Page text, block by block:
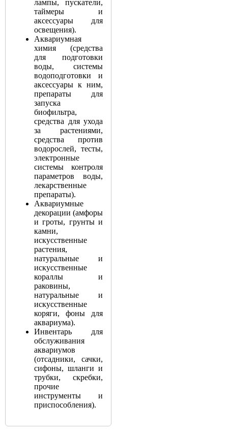
лампы, пускатели,
таймеры и
аксессуары для
освещения).
Аквариумная
химия (средства
для подготовки
воды, системы
водоподготовки и
аксессуары к ним,
препараты для
запуска
биофильтра,
средства для ухода
за растениями,
средства против
водорослей, тесты,
электронные
системы контроля
параметров воды,
лекарственные
препараты).
Аквариумные
декорации (амфоры
и гроты, грунты и
камни,
искусственные
растения,
натуральные и
искусственные
кораллы и
раковины,
натуральные и
искусственные
коряги, фоны для
аквариума).
Инвентарь для
обслуживания
аквариумов
(отсадники, сачки,
сифоны, шланги и
трубки, скребки,
прочие
инструменты и
приспособления).